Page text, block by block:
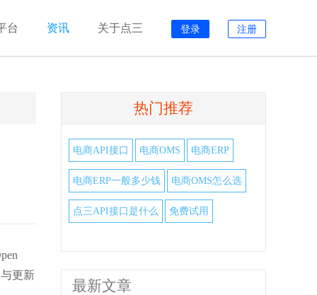
登录 注册
台 资讯 关于点三
更新
热门推荐
电商API接口 电商OMS 电商ERP
电商ERP一般多少钱 电商OMS怎么选
点三API接口是什么 免费试用
最新文章